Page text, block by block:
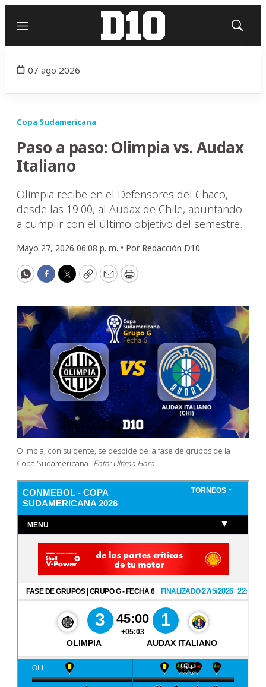
Menú
Mostrar
07 ago 2026
Copa Sudamericana
Paso a paso: Olimpia vs. Audax
Italiano
Olimpia recibe en el Defensores del Chaco,
desde las 19:00, al Audax de Chile, apuntando
a cumplir con el último objetivo del semestre.
Mayo 27, 2026 06:08 p. m. • Por Redacción D10
WhatsApp
Facebook
Twitter
CopyEmailPrint
Olimpia, con su gente, se despide de la fase de grupos de la
Copa Sudamericana. Foto: Última Hora